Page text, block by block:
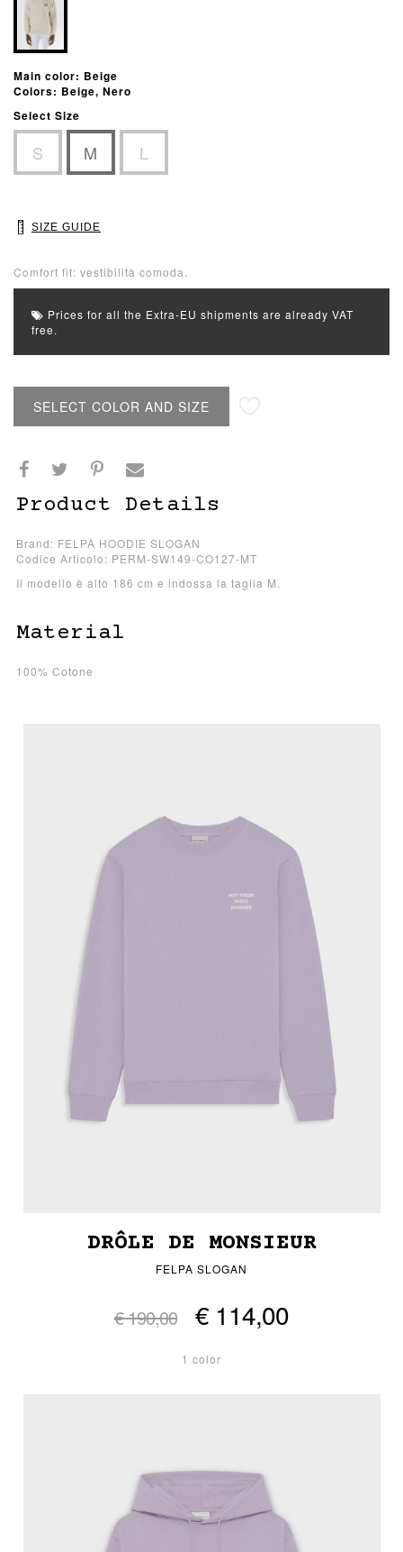
Main color: Beige
Colors: Beige, Nero
Select Size
S M L
SIZE GUIDE
Comfort fit: vestibilità comoda.
Prices for all the Extra-EU shipments are already VAT
free.
SELECT COLOR AND SIZE
Product Details
Brand: FELPA HOODIE SLOGAN
Codice Articolo: PERM-SW149-CO127-MT
Il modello è alto 186 cm e indossa la taglia M.
Material
100% Cotone
DRÔLE DE MONSIEUR
FELPA SLOGAN
€ 190,00 € 114,00
1 color